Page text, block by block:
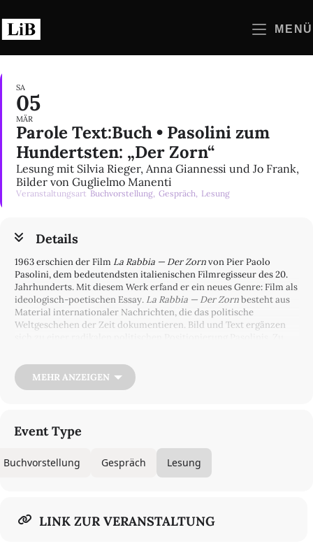
Inhalt
springen
MENÜ
SA
05
MÄR
Parole Text:Buch • Pasolini zum
Hundertsten: „Der Zorn“
Lesung mit Silvia Rieger, Anna Giannessi und Jo Frank,
Bilder von Guglielmo Manenti
Veranstaltungsart Buchvorstellung, Gespräch, Lesung
Details
1963 erschien der Film La Rabbia — Der Zornvon Pier Paolo
Pasolini, dem bedeutendsten italienischen Filmregisseur des 20.
Jahrhunderts. Mit diesem Werk erfand er ein neues Genre: Film als
ideologisch-poetischen Essay. La Rabbia — Der Zornbesteht aus
Material internationaler Nachrichten, die das politische
Weltgeschehen der Zeit dokumentieren. Bild und Text ergänzen
lassen wollte und deshalb um einen zweiten, relativierenden Teil
von einem anderen Regisseur ergänzen ließ. Auch unter
italienischen Intellektuellen sorgte das Werk für einen Skandal.
einerseits Auskunft über das anschließende Schaffen des
Regisseurs und Lyrikers gibt, und andererseits eine Problemlage
reflektiert, die gute fünfzig Jahre später immer noch hochaktuell
ist: Der lyrische Essay stellt Fragen nach Hunger, Ungerechtigkeit
und Rassismus in einer Welt, die von kolonialen und
— Der Zorn
von Pasolinis Schaffen für das deutschsprachige Publikum zu
MEHR ANZEIGEN
Event Type
Buchvorstellung Gespräch Lesung
LINK ZUR VERANSTALTUNG